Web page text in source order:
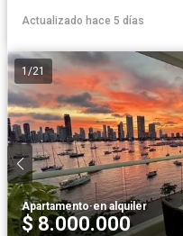
Actualizado hace 5 días
1/21
Apartamento·en alquiler
$ 8.000.000